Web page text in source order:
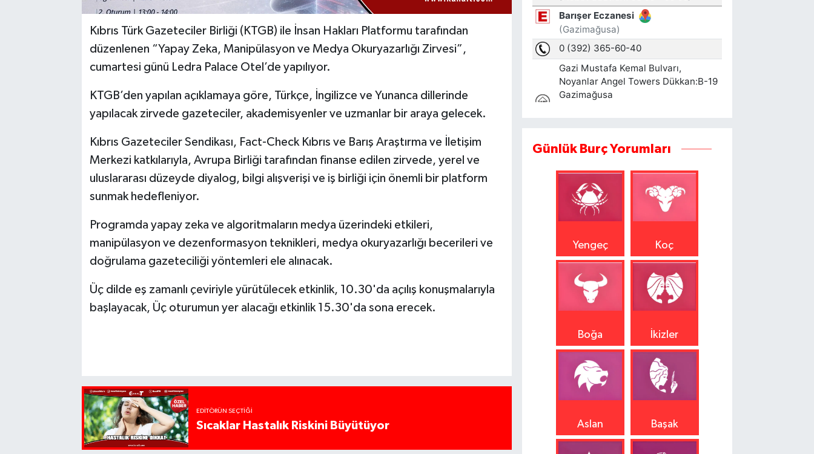
Kıbrıs Türk Gazeteciler Birliği (KTGB) ile İnsan Hakları Platformu tarafından
düzenlenen “Yapay Zeka, Manipülasyon ve Medya Okuryazarlığı Zirvesi”,
cumartesi günü Ledra Palace Otel’de yapılıyor.
KTGB’den yapılan açıklamaya göre, Türkçe, İngilizce ve Yunanca dillerinde
yapılacak zirvede gazeteciler, akademisyenler ve uzmanlar bir araya gelecek.
Kıbrıs Gazeteciler Sendikası, Fact-Check Kıbrıs ve Barış Araştırma ve İletişim
Merkezi katkılarıyla, Avrupa Birliği tarafından finanse edilen zirvede, yerel ve
uluslararası düzeyde diyalog, bilgi alışverişi ve iş birliği için önemli bir platform
sunmak hedefleniyor.
Programda yapay zeka ve algoritmaların medya üzerindeki etkileri,
manipülasyon ve dezenformasyon teknikleri, medya okuryazarlığı becerileri ve
doğrulama gazeteciliği yöntemleri ele alınacak.
Üç dilde eş zamanlı çeviriyle yürütülecek etkinlik, 10.30'da açılış konuşmalarıyla
başlayacak, Üç oturumun yer alacağı etkinlik 15.30'da sona erecek.
EDITÖRÜN SEÇTIĞI
Sıcaklar Hastalık Riskini Büyütüyor
Günlük Burç Yorumları
Yengeç Koç
Boğa İkizler
Aslan Başak